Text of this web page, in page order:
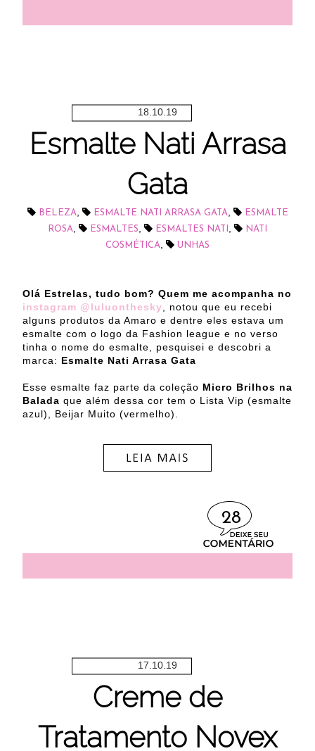
18.10.19
Esmalte Nati Arrasa
Gata
BELEZA, ESMALTE NATI ARRASA GATA,
ESMALTE
ROSA, ESMALTES, ESMALTES NATI ,
NATI
COSMÉTICA, UNHAS
Olá Estrelas, tudo bom? Quem me acompanha no
instagram @luluonthesky, notou que eu recebi
alguns produtos da Amaro e dentre eles estava um
esmalte com o logo da Fashion league e no verso
tinha o nome do esmalte, pesquisei e descobri a
marca: Esmalte Nati Arrasa Gata
Esse esmalte faz parte da coleção Micro Brilhos na
Balada que além dessa cor tem o Lista Vip (esmalte
azul), Beijar Muito (vermelho).
28
17.10.19
Creme de
Tratamento Novex